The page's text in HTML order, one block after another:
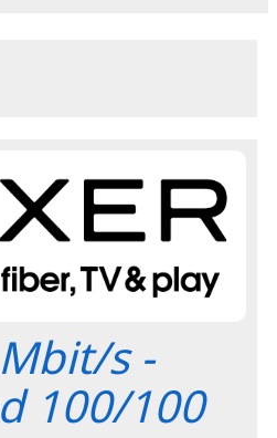
s -
100/100